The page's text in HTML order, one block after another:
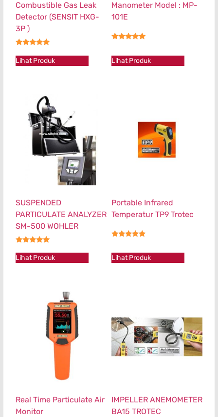
Combustible Gas Leak
Detector (SENSIT HXG-
3P )
Lihat Produk
Manometer Model : MP-
101E
Lihat Produk
SUSPENDED
PARTICULATE ANALYZER
SM-500 WOHLER
Lihat Produk
Portable Infrared
Temperatur TP9 Trotec
Lihat Produk
Real Time Particulate Air
Monitor
IMPELLER ANEMOMETER
BA15 TROTEC